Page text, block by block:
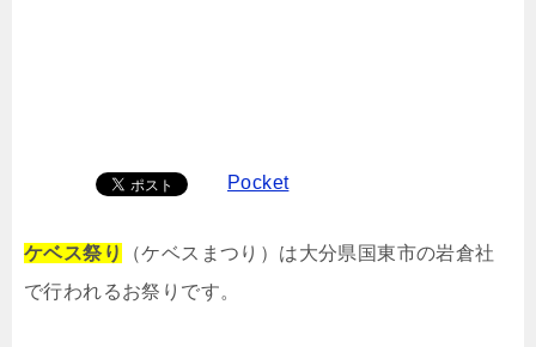
Pocket
ケベス祭り
（ケベスまつり）は大分県国東市の岩倉社
で行われるお祭りです。